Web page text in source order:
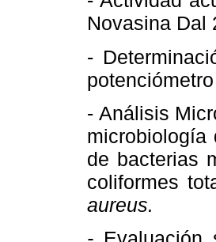
Novasina Dal
-
- Análisis
de bacterias
coliformes
aureus.